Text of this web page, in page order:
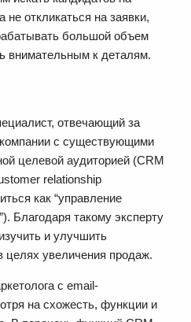
откликаться на заявки,
большой объем
внимательным к деталям.
отвечающий за
с существующими
целевой аудиторией (CRM
relationship
как “управление
Благодаря такому эксперту
и улучшить
целях увеличения продаж.
с email-
на схожесть, функции и